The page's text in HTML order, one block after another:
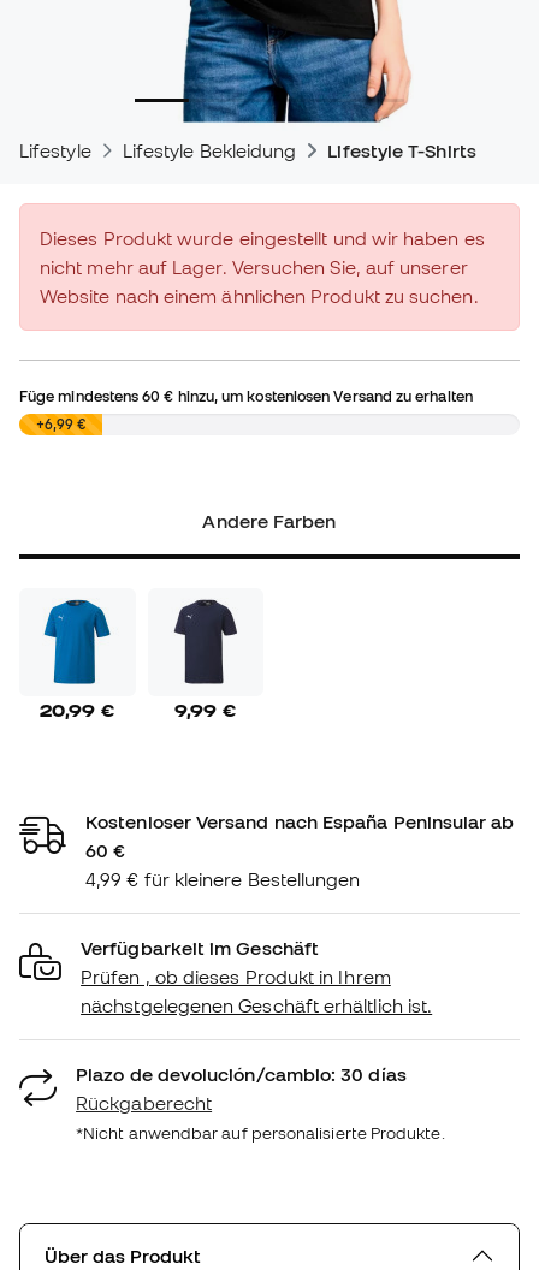
Lifestyle Lifestyle Bekleidung Lifestyle T-Shirts
Dieses Produkt wurde eingestellt und wir haben es
nicht mehr auf Lager. Versuchen Sie, auf unserer
Website nach einem ähnlichen Produkt zu suchen.
Füge mindestens60 € hinzu, um kostenlosen Versand zu erhalten
0,00 €
+6,99 €
Andere Farben
20,99 € 9,99 €
Kostenloser Versand nach España Peninsular ab
60 €
4,99 € für kleinere Bestellungen
Verfügbarkeit im Geschäft
Prüfen , ob dieses Produkt in Ihrem
nächstgelegenen Geschäft erhältlich ist.
Plazo de devolución/cambio: 30 días
Rückgaberecht
*Nicht anwendbar auf personalisierte Produkte.
Über das Produkt